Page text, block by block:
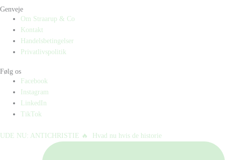
Genveje
Om Straarup & Co
Kontakt
Handelsbetingelser
Privatlivspolitik
Følg os
Facebook
Instagram
LinkedIn
TikTok
UDE NU: ANTICHRISTIE 🔥⁠ ⁠ Hvad nu hvis de historie